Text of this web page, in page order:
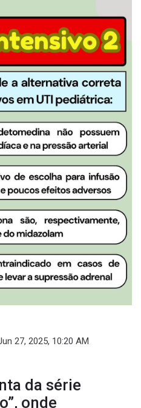
27, 2025, 10:20 AM
da série
onde